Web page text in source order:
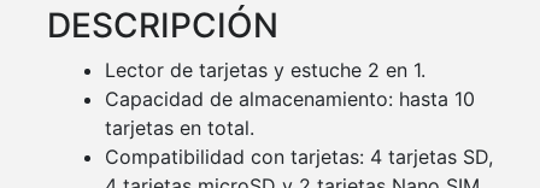
DESCRIPCIÓN
Lector de tarjetas y estuche 2 en 1.
Capacidad de almacenamiento: hasta 10
tarjetas en total.
Compatibilidad con tarjetas: 4 tarjetas SD,